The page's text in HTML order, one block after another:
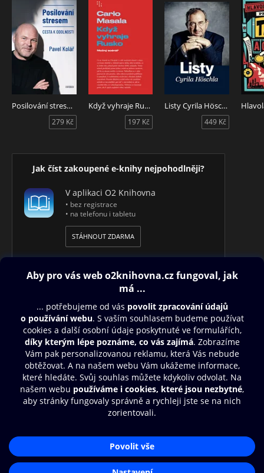
Posilování stresem - Cesta k odolnosti
279 Kč
Když vyhraje Rusko
197 Kč
Listy Cyrila Höschla
449 Kč
Jak číst zakoupené e-knihy nejpohodlněji?
V aplikaci O2 Knihovna
• bez registrace
• na telefonu i tabletu
STÁHNOUT ZDARMA
Obsah ke stažení
Moje O2 Knihovna
Další zábava
© O2 Czech Republic a.s.
Přístupnost
Zásady zpracování osobních údajůAplikace O2 Knihovna